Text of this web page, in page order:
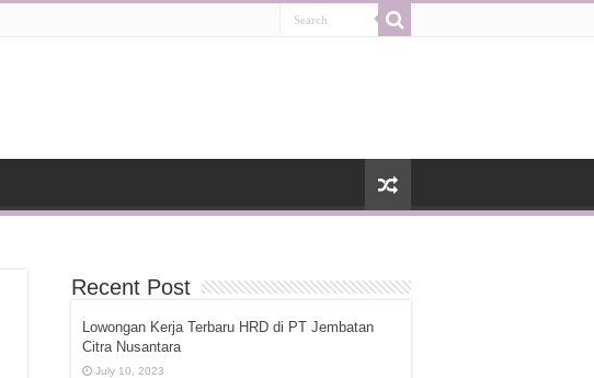
Recent Post
Lowongan Kerja Terbaru HRD di PT Jembatan
Citra Nusantara
July 10, 2023